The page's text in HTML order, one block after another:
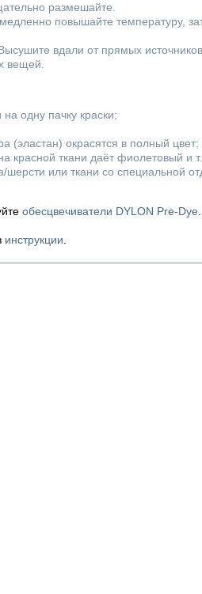
размешайте.
повышайте температуру,
вдали от прямых источников
вещей.
одну пачку краски;
(эластан) окрасятся в полный цвет;
красной ткани даёт фиолетовый и
шерсти или ткани со специальной
обесцвечиватели DYLON Pre-Dye
инструкции